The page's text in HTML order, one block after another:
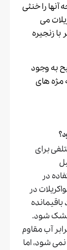
آنها را خنثی
می
زنجیره
به وجود
مژه های
برای
در
سیانواکریلات در
میشوند. 10 درصد باقیمانده
تا خشک شود.
آب مقاوم
شود، اما